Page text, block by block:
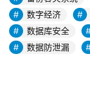
数字经济
数据库安全
数据防泄漏